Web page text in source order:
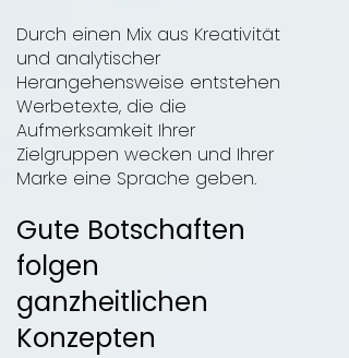
Durch einen Mix aus Kreativität
und analytischer
Herangehensweise entstehen
Werbetexte, die die
Aufmerksamkeit Ihrer
Zielgruppen wecken und Ihrer
Marke eine Sprache geben.
Gute Botschaften
folgen
ganzheitlichen
Konzepten